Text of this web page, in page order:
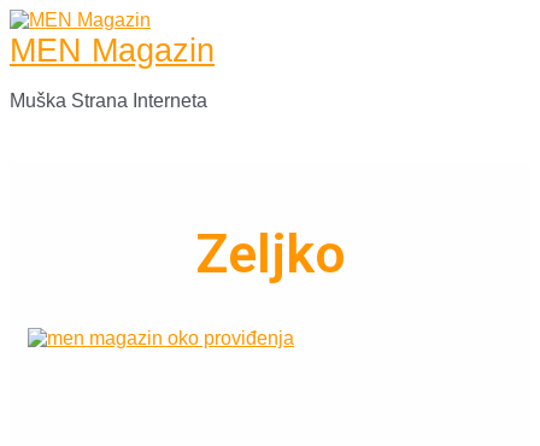
Skip
to
content
MEN Magazin
Muška Strana Interneta
Zeljko